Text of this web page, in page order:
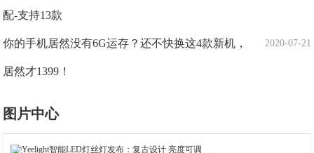
配-支持13款
2020-07-21
你的手机居然没有6G运存？还不快换这4款新机，
居然才1399！
图片中心